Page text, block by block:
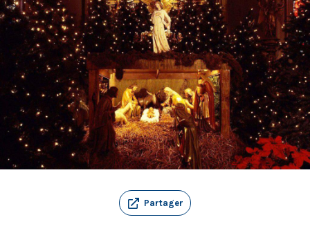
Partager